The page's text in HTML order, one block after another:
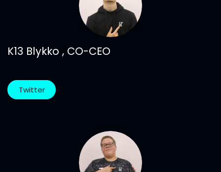
K13 Blykko , CO-CEO
Twitter